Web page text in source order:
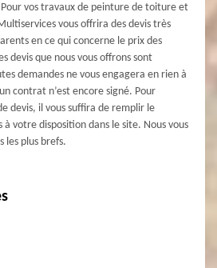
vos travaux de peinture de toiture et
vous offrira des devis très
en ce qui concerne le prix des
devis que nous vous offrons sont
demandes ne vous engagera en rien à
contrat n’est encore signé. Pour
devis, il vous suffira de remplir le
votre disposition dans le site. Nous vous
les plus brefs.